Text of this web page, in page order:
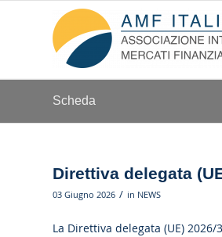
Scheda
Direttiva delegata
03 Giugno 2026 / in NEWS
La Direttiva delegata (UE)